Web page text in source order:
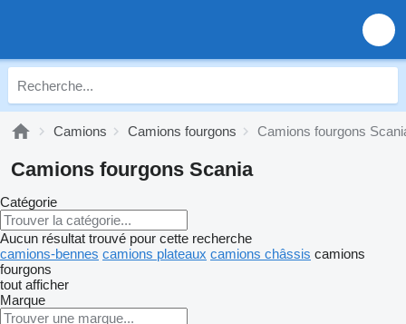
Camions Camions fourgons Camions fourgons
Camions fourgons Scania
Catégorie
Aucun résultat trouvé pour cette recherche
camions-bennes camions plateaux camions châssis camions
fourgons
tout afficher
Marque